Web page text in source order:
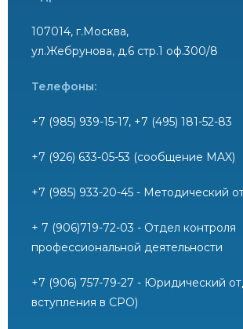
107014, г.Москва,
ул.Жебрунова, д.6 стр.1 оф.300/8
Телефоны:
+7 (985) 939-15-17, +7 (495) 181-52-83
+7 (926) 633-05-53 (сообщение MAX)
+7 (985) 933-20-45 - Методический
+ 7 (906)719-72-03 - Отдел контроля
профессиональной деятельности
+7 (906) 757-79-27 - Юридический
вступления в СРО)